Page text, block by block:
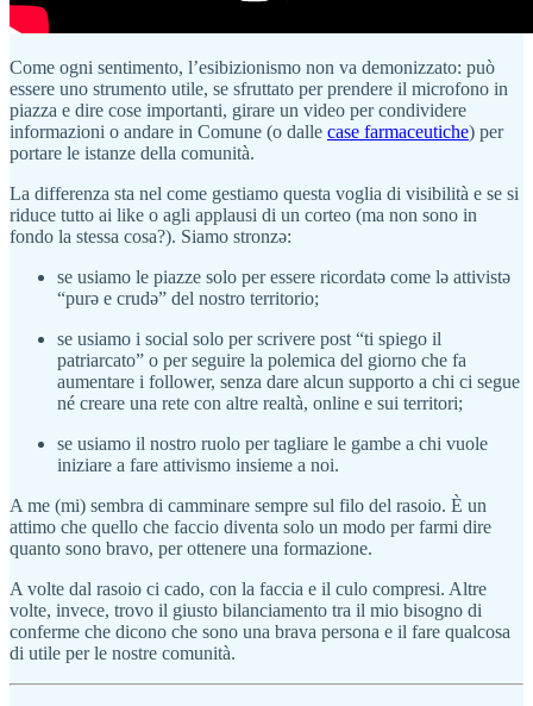
Come ogni sentimento, l’esibizionismo non va demonizzato: può
essere uno strumento utile, se sfruttato per prendere il microfono in
piazza e dire cose importanti, girare un video per condividere
informazioni o andare in Comune (o dalle case farmaceutiche) per
portare le istanze della comunità.
La differenza sta nel come gestiamo questa voglia di visibilità e se si
riduce tutto ai like o agli applausi di un corteo (ma non sono in
fondo la stessa cosa?). Siamo stronzə:
se usiamo le piazze solo per essere ricordatə come lə attivistə
“purə e crudə” del nostro territorio;
se usiamo i social solo per scrivere post “ti spiego il
patriarcato” o per seguire la polemica del giorno che fa
aumentare i follower, senza dare alcun supporto a chi ci segue
né creare una rete con altre realtà, online e sui territori;
se usiamo il nostro ruolo per tagliare le gambe a chi vuole
iniziare a fare attivismo insieme a noi.
A me (mi) sembra di camminare sempre sul filo del rasoio. È un
attimo che quello che faccio diventa solo un modo per farmi dire
quanto sono bravo, per ottenere una formazione.
A volte dal rasoio ci cado, con la faccia e il culo compresi. Altre
volte, invece, trovo il giusto bilanciamento tra il mio bisogno di
conferme che dicono che sono una brava persona e il fare qualcosa
di utile per le nostre comunità.